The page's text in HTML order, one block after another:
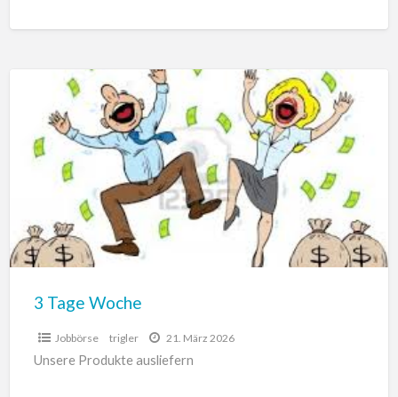
Woche
3 Tage Woche
Jobbörse trigler 21. März 2026
Unsere Produkte ausliefern